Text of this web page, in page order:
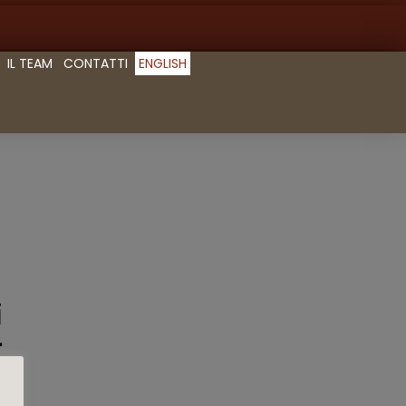
IL TEAM CONTATTI ENGLISH